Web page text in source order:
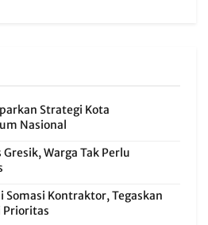
Strategi Kota
Nasional
Gresik, Warga Tak Perlu
Kontraktor, Tegaskan
Prioritas